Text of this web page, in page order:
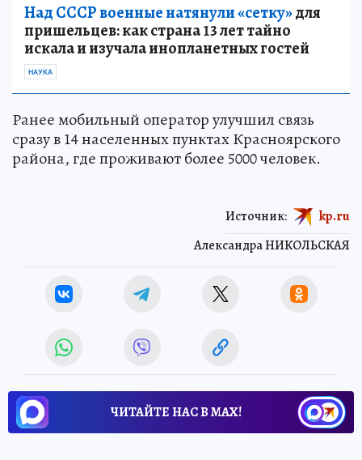
Над СССР военные натянули «сетку»для
пришельцев: как страна 13 лет тайно
искала и изучала инопланетных гостей
НАУКА
Ранее мобильный оператор улучшил связь
сразу в 14 населенных пунктах Красноярского
района, где проживают более 5000 человек.
Александра НИКОЛЬСКАЯ
Источник: kp.ru
ЧИТАЙТЕ НАС В МАХ!